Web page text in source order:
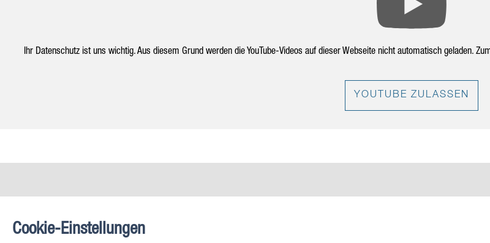
Ihr Datenschutz ist uns wichtig. Aus diesem Grund werden die YouTube-Videos auf dieser Webseite nicht automatisch geladen.
YOUTUBE ZULASSEN
BESUCHEN SIE UNS
Cookie-Einstellungen